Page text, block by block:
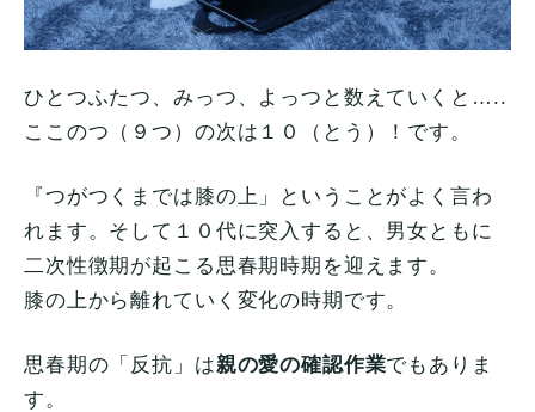
ひとつふたつ、みっつ、よっつと数えていくと…..
ここのつ（９つ）の次は１０（とう）！です。
『つがつくまでは膝の上」ということがよく言わ
れます。そして１０代に突入すると、男女ともに
二次性徴期が起こる思春期時期を迎えます。
膝の上から離れていく変化の時期です。
思春期の「反抗」は親の愛の確認作業でもありま
す。